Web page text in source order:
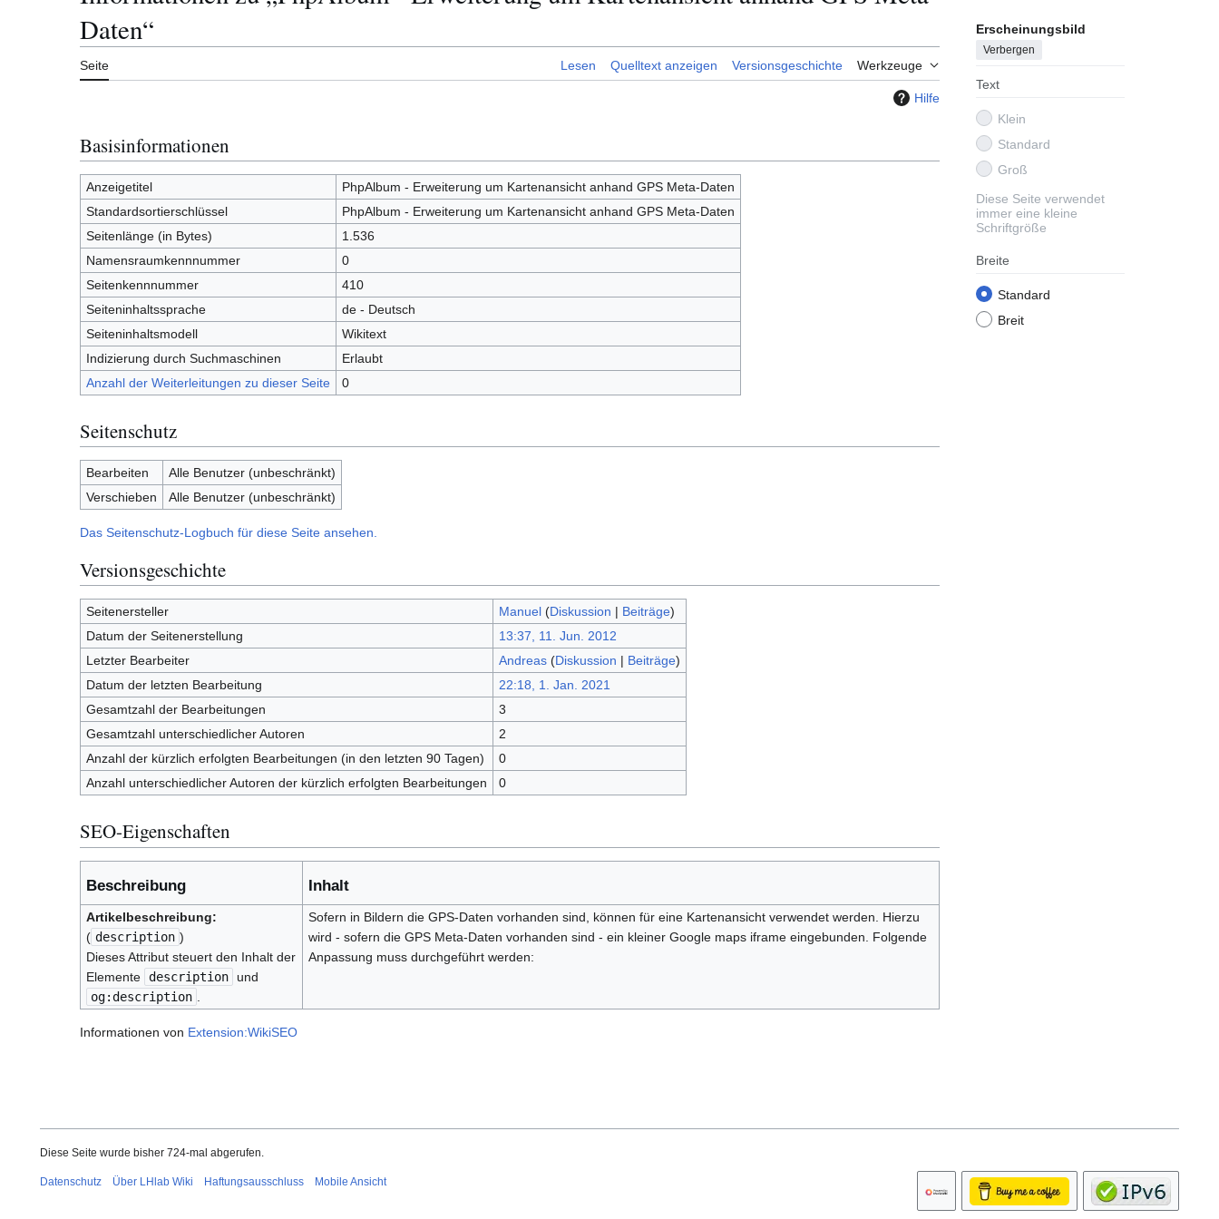
Daten“
Seite Lesen Quelltext anzeigen Versionsgeschichte Werkzeuge
Erscheinungsbild
Verbergen
Text
Klein
Standard
Groß
Diese Seite verwendet
immer eine kleine
Schriftgröße
Breite
Standard
Breit
Hilfe
Basisinformationen
Anzeigetitel
PhpAlbum - Erweiterung um Kartenansicht anhand GPS Meta-Daten
Standardsortierschlüssel
PhpAlbum - Erweiterung um Kartenansicht anhand GPS Meta-Daten
Seitenlänge (in Bytes)
1.536
Namensraumkennnummer
0
Seitenkennnummer
410
Seiteninhaltssprache
de - Deutsch
Seiteninhaltsmodell
Wikitext
Indizierung durch Suchmaschinen
Erlaubt
Anzahl der Weiterleitungen zu dieser Seite
0
Seitenschutz
Bearbeiten
Alle Benutzer (unbeschränkt)
Verschieben
Alle Benutzer (unbeschränkt)
Das Seitenschutz-Logbuch für diese Seite ansehen.
Versionsgeschichte
Seitenersteller Manuel (Diskussion | Beiträge)
Datum der Seitenerstellung
13:37, 11. Jun. 2012
Letzter Bearbeiter
Andreas (Diskussion | Beiträge)
Datum der letzten Bearbeitung
22:18, 1. Jan. 2021
Gesamtzahl der Bearbeitungen
3
Gesamtzahl unterschiedlicher Autoren
2
Anzahl der kürzlich erfolgten Bearbeitungen (in den letzten 90 Tagen)
0
Anzahl unterschiedlicher Autoren der kürzlich erfolgten Bearbeitungen
0
SEO-Eigenschaften
Beschreibung Inhalt
Artikelbeschreibung:
( description )
Dieses Attribut steuert den Inhalt der
Elemente description
und
og:description
Sofern in Bildern die GPS-Daten vorhanden sind, können für eine Kartenansicht verwendet werden. Hierzu
wird - sofern die GPS Meta-Daten vorhanden sind - ein kleiner Google maps iframe eingebunden. Folgende
Anpassung muss durchgeführt werden:
Informationen von Extension:WikiSEO
Diese Seite wurde bisher 724-mal abgerufen.
Datenschutz Über LHlab Wiki Haftungsausschluss Mobile Ansicht